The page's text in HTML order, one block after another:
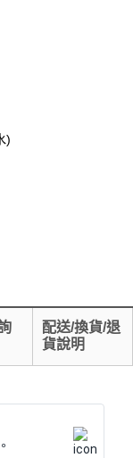
)
配送/換貨/退
貨說明